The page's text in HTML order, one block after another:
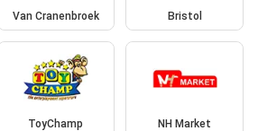
Van Cranenbroek Bristol
ToyChamp NH Market